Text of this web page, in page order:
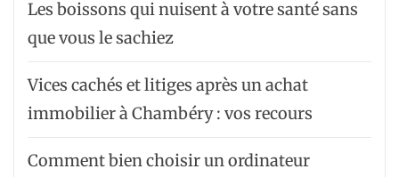
Les boissons qui nuisent à votre santé sans
que vous le sachiez
Vices cachés et litiges après un achat
immobilier à Chambéry : vos recours
Comment bien choisir un ordinateur